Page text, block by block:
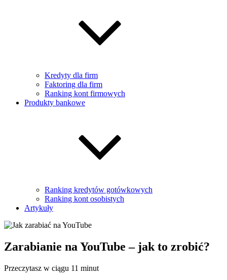
Kredyty dla firm
Faktoring dla firm
Ranking kont firmowych
Produkty bankowe
Ranking kredytów gotówkowych
Ranking kont osobistych
Artykuły
Zarabianie na YouTube – jak to zrobić?
Przeczytasz w ciągu 11 minut